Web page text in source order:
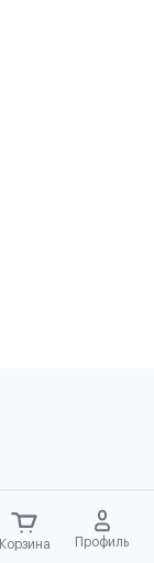
Корзина Профиль